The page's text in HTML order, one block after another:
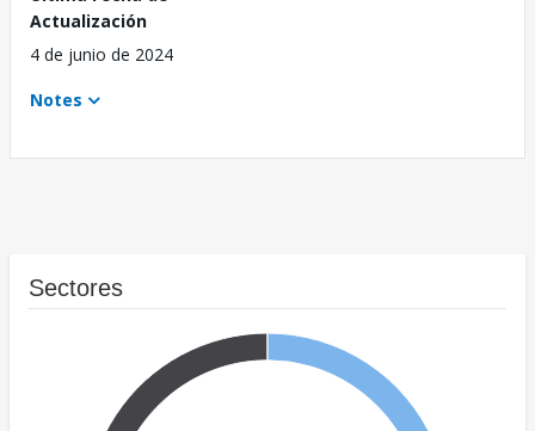
Actualización
4 de junio de 2024
Notes
Sectores